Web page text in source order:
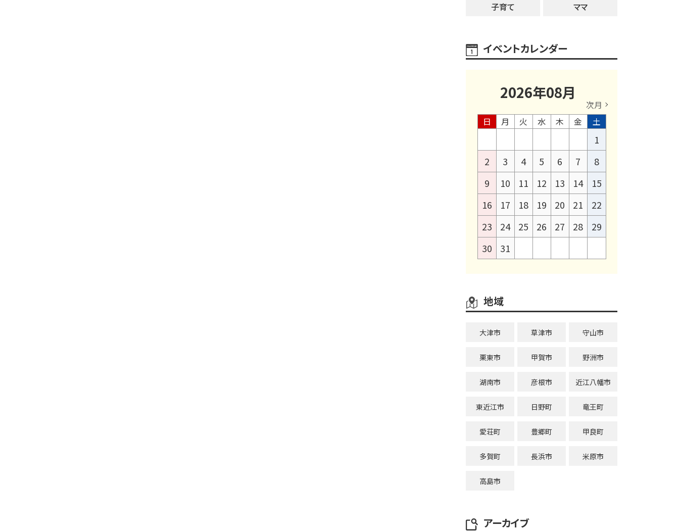
子育て
ママ
イベントカレンダー
2026年08月
次月
日
月 火 水 木 金 土
1
2
3 4 5 6 7
8
9
10 11 12 13 14
15
16
17 18 19 20 21
22
23
24 25 26 27 28
29
30
31
地域
大津市 草津市 守山市
栗東市 甲賀市 野洲市
湖南市 彦根市 近江八幡市
東近江市 日野町 竜王町
愛荘町 豊郷町 甲良町
多賀町 長浜市 米原市
高島市
アーカイブ